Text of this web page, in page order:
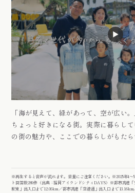
「海が見えて、緑があって、空が広い。
ちょっと好きになる街。 実際に暮らし
の街の魅力や、ここでの暮らしがもたら
※再生すると音声が流れます。音量にご注意ください。 ※2025年4～
ト回答数289件（出典：福岡アイランドシティDAYS） ※都市高速「
駅東」出入口まで12.06km／都市高速「空港通」出入口まで